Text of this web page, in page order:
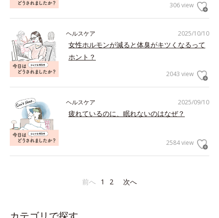
306 view
2025/10/10
ヘルスケア
女性ホルモンが減ると体臭がキツくなるって
ホント？
2043 view
2025/09/10
ヘルスケア
疲れているのに、眠れないのはなぜ？
2584 view
前へ 1 2 次へ